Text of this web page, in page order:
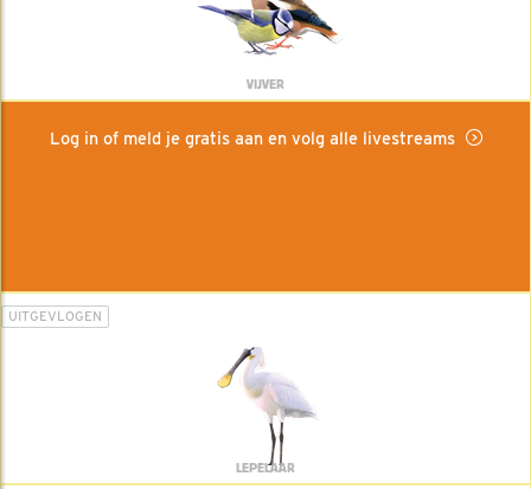
VIJVER
Log in of meld je gratis aan en volg alle livestreams
UITGEVLOGEN
LEPELAAR